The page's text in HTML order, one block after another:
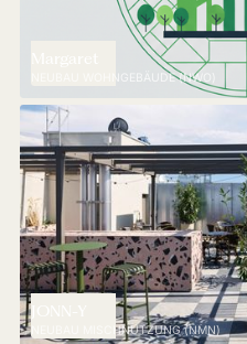
NEUBAU WOHNGEBÄUDE (NWO)
NEUBAU MISCHNUTZUNG (NMN)